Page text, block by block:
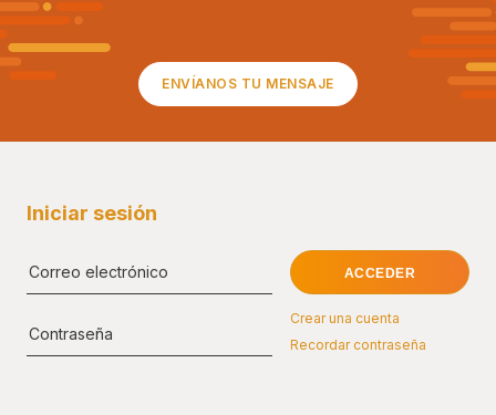
ENVÍANOS TU MENSAJE
Iniciar sesión
Crear una cuenta
Recordar contraseña